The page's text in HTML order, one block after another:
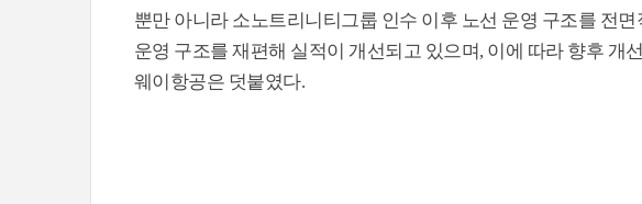
뿐만 아니라 소노트리니티그룹 인수 이후 노선 운영 구조를 전
운영 구조를 재편해 실적이 개선되고 있으며, 이에 따라 향후 개
웨이항공은 덧붙였다.